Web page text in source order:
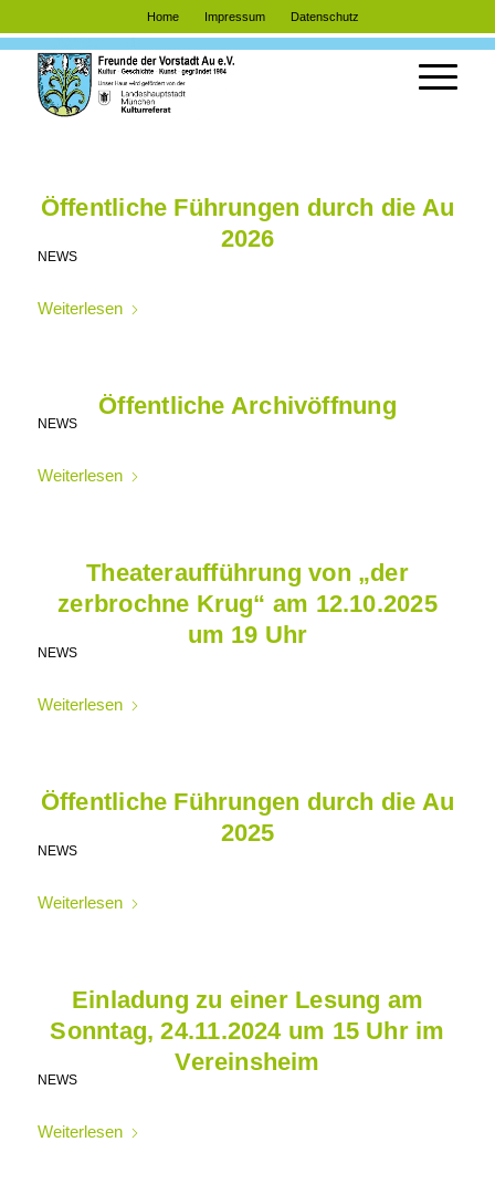
Home Impressum Datenschutz
Öffentliche Führungen durch die Au
2026
NEWS
Weiterlesen
Öffentliche Archivöffnung
NEWS
Weiterlesen
Theateraufführung von „der
zerbrochne Krug“ am 12.10.2025
um 19 Uhr
NEWS
Weiterlesen
Öffentliche Führungen durch die Au
2025
NEWS
Weiterlesen
Einladung zu einer Lesung am
Sonntag, 24.11.2024 um 15 Uhr im
Vereinsheim
NEWS
Weiterlesen